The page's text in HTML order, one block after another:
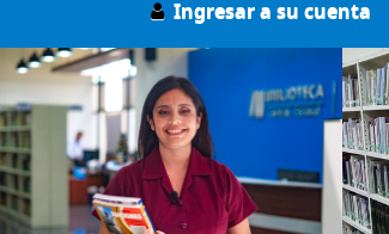
Ingresar a su cuenta